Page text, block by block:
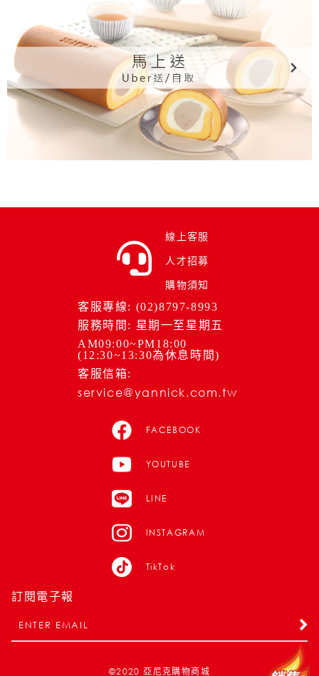
線上客服
人才招募
購物須知
客服專線: (02)8797-8993
服務時間: 星期一至星期五
AM09:00~PM18:00
(12:30~13:30為休息時間)
客服信箱:
service@yannick.com.tw
FACEBOOK
YOUTUBE
LINE
INSTAGRAM
TikTok
訂閱電子報
©2020 亞尼克購物商城